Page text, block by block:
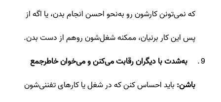
که نمی‌تونن کارشون رو به‌نحو احسن انجام بدن، یا اگه از
پس این کار برنیان، ممکنه شغل‌شون روهم از دست بدن.
به‌شدت با دیگران رقابت می‌کنن و می‌خوان خاطرجمع
باشن: باید احساس کنن که در شغل یا کارهای تفننی‌شون